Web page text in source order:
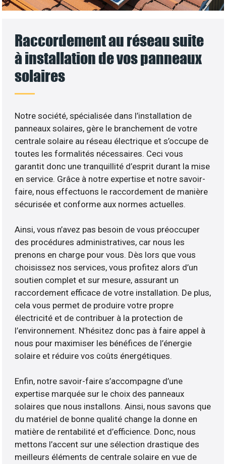
Raccordement au réseau suite
à installation de vos panneaux
solaires
Notre société, spécialisée dans l’installation de
panneaux solaires, gère le branchement de votre
centrale solaire au réseau électrique et s’occupe de
toutes les formalités nécessaires. Ceci vous
garantit donc une tranquillité d’esprit durant la mise
en service. Grâce à notre expertise et notre savoir-
faire, nous effectuons le raccordement de manière
sécurisée et conforme aux normes actuelles.
Ainsi, vous n’avez pas besoin de vous préoccuper
des procédures administratives, car nous les
prenons en charge pour vous. Dès lors que vous
choisissez nos services, vous profitez alors d’un
soutien complet et sur mesure, assurant un
raccordement efficace de votre installation. De plus,
cela vous permet de produire votre propre
électricité et de contribuer à la protection de
l’environnement. N’hésitez donc pas à faire appel à
nous pour maximiser les bénéfices de l’énergie
solaire et réduire vos coûts énergétiques.
Enfin, notre savoir-faire s’accompagne d’une
expertise marquée sur le choix des panneaux
solaires que nous installons. Ainsi, nous savons que
du matériel de bonne qualité change la donne en
matière de rentabilité et d’efficience. Donc, nous
mettons l’accent sur une sélection drastique des
meilleurs éléments de centrale solaire en vue de